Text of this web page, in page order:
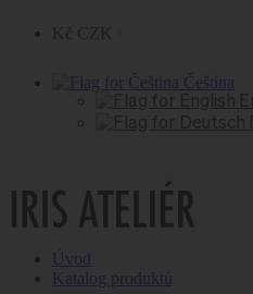
Čeština
Úvod
Katalog produktů